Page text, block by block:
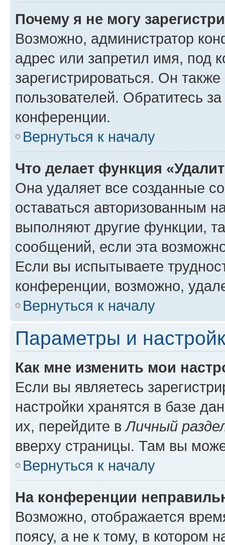
Почему я не могу
Возможно, администратор
адрес или запретил имя, под
зарегистрироваться. Он
пользователей. Обратитесь
конференции.
Вернуться к началу
Что делает функция
Она удаляет все созданные
оставаться авторизованным
выполняют другие функции,
сообщений, если эта
Если вы испытываете
конференции, возможно,
Вернуться к началу
Параметры и
Как мне изменить мои
Если вы являетесь
настройки хранятся в базе
их, перейдите вЛичный
вверху страницы. Там вы
Вернуться к началу
На конференции
Возможно, отображается
поясу, а не к тому, в котором